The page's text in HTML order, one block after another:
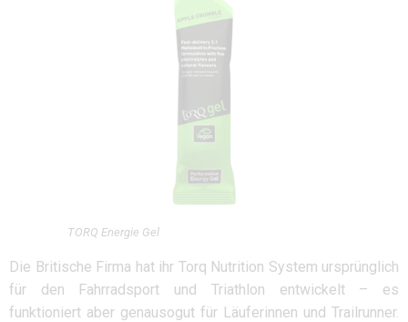
TORQ Energie Gel
Die Britische Firma hat ihr Torq Nutrition System ursprünglich
für den Fahrradsport und Triathlon entwickelt – es
funktioniert aber genausogut für Läuferinnen und Trailrunner.